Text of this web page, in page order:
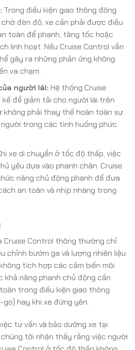
Trong điều kiện giao thông đông
đèn đỏ, xe cần phải được điều
toàn để phanh, tăng tốc hoặc
linh hoạt. Nếu Cruise Control vẫn
gây ra những phản ứng không
va chạm.
người lái: Hệ thống Cruise
để giảm tải cho người lái trên
phải thay thế hoàn toàn sự
trong các tình huống phức
xe di chuyển ở tốc độ thấp, việc
yếu dựa vào phanh chân. Cruise
năng chủ động phanh để đưa
an toàn và nhịp nhàng trong
Cruise Control thông thường chỉ
chỉnh bướm ga và lượng nhiên liệu
tích hợp các cảm biến môi
năng phanh chủ động cần
trong điều kiện giao thông
hay khi xe đứng yên.
tư vấn và bảo dưỡng xe tại
tôi nhận thấy rằng việc người